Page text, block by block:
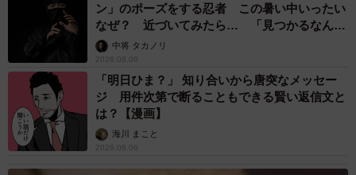
ン」のポーズをする忍者 この暑い中いったい
なぜ？ 近づいてみたら… 「見つかるなんて
未熟」中将 タカノリ
2026.08.06
「明日ひま？」 知り合いから唐突なメッセー
ジ 用件次第で断ることもできる賢い返信文と
は？【漫画】
海川 まこと
2026.08.06